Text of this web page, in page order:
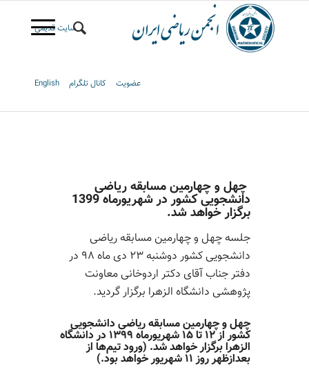
سایت قدیمی
عضویت کانال تلگرام English
چهل و چهارمین مسابقه ریاضی
دانشجویی کشور در شهریورماه 1399
برگزار خواهد شد.
جلسه چهل و چهارمین مسابقه ریاضی
دانشجویی کشور دوشنبه ۲۳ دی ماه ۹۸ در
دفتر جناب آقای دکتر اردوخانی معاونت
پژوهشی دانشگاه الزهرا برگزار گردید.
چهل و چهارمین مسابقه ریاضی دانشجویی
کشور از ۱۲ تا ۱۵ شهریورماه ۱۳۹۹ در دانشگاه
الزهرا برگزار خواهد شد. (ورود تیم‌ها از
بعدازظهر روز ۱۱ شهریور خواهد بود.)